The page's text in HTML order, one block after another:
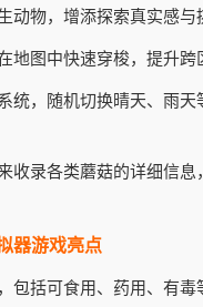
动物，增添探索真实感与
地图中快速穿梭，提升跨
统，随机切换晴天、雨天
收录各类蘑菇的详细信息
器游戏亮点
包括可食用、药用、有毒